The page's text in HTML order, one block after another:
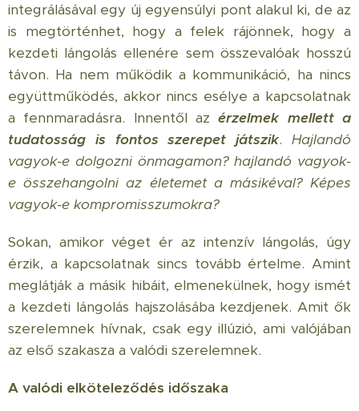
integrálásával egy új egyensúlyi pont alakul ki, de az
is megtörténhet, hogy a felek rájönnek, hogy a
kezdeti lángolás ellenére sem összevalóak hosszú
távon. Ha nem működik a kommunikáció, ha nincs
együttműködés, akkor nincs esélye a kapcsolatnak
a fennmaradásra. Innentől azérzelmek mellett a
tudatosság is fontos szerepet játszik.Hajlandó
vagyok-e dolgozni önmagamon? hajlandó vagyok-
e összehangolni az életemet a másikéval? Képes
vagyok-e kompromisszumokra?
Sokan, amikor véget ér az intenzív lángolás, úgy
érzik, a kapcsolatnak sincs tovább értelme. Amint
meglátják a másik hibáit, elmenekülnek, hogy ismét
a kezdeti lángolás hajszolásába kezdjenek. Amit ők
szerelemnek hívnak, csak egy illúzió, ami valójában
az első szakasza a valódi szerelemnek.
A valódi elköteleződés időszaka